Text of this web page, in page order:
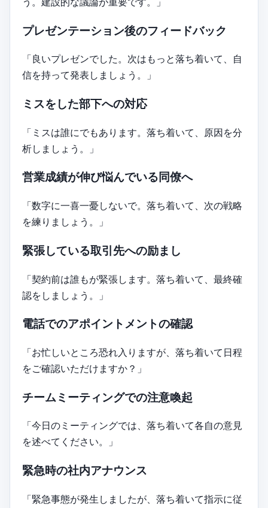
プレゼンテーション後のフィードバック
「良いプレゼンでした。次はもっと落ち着いて、自
信を持って発表しましょう。」
ミスをした部下への対応
「ミスは誰にでもあります。落ち着いて、原因を分
析しましょう。」
営業成績が伸び悩んでいる同僚へ
「数字に一喜一憂しないで。落ち着いて、次の戦略
を練りましょう。」
緊張している取引先への励まし
「契約前は誰もが緊張します。落ち着いて、最終確
認をしましょう。」
電話でのアポイントメントの確認
「お忙しいところ恐れ入りますが、落ち着いて日程
をご確認いただけますか？」
チームミーティングでの注意喚起
「今日のミーティングでは、落ち着いて各自の意見
を述べてください。」
緊急時の社内アナウンス
「緊急事態が発生しましたが、落ち着いて指示に従